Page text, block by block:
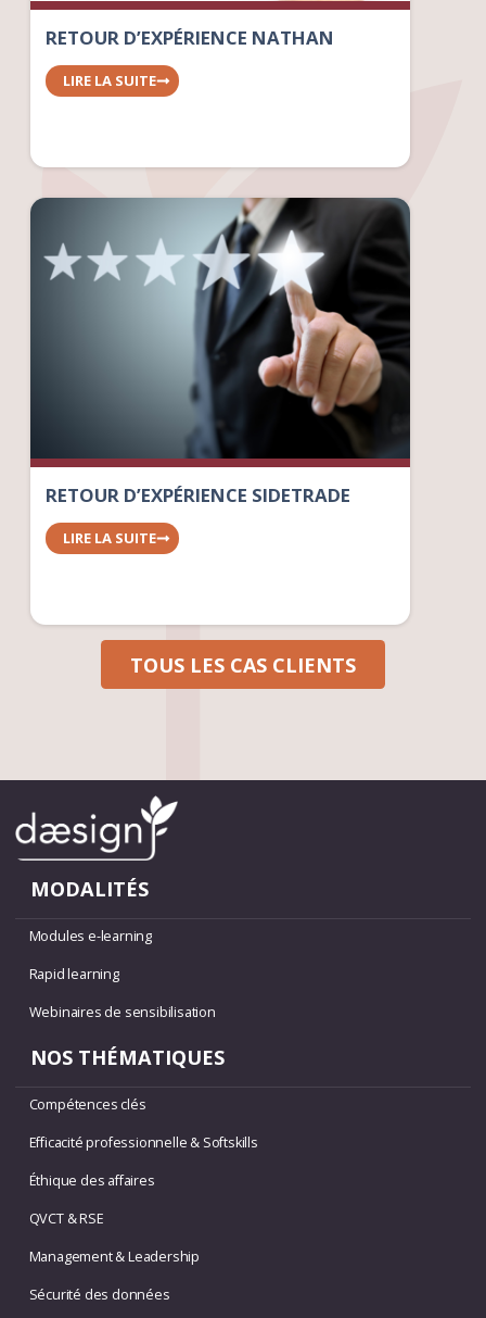
RETOUR D’EXPÉRIENCE NATHAN
LIRE LA SUITE
RETOUR D’EXPÉRIENCE SIDETRADE
LIRE LA SUITE
TOUS LES CAS CLIENTS
MODALITÉS
Modules e-learning
Rapid learning
Webinaires de sensibilisation
NOS THÉMATIQUES
Compétences clés
Efficacité professionnelle & Softskills
Éthique des affaires
QVCT & RSE
Management & Leadership
Sécurité des données